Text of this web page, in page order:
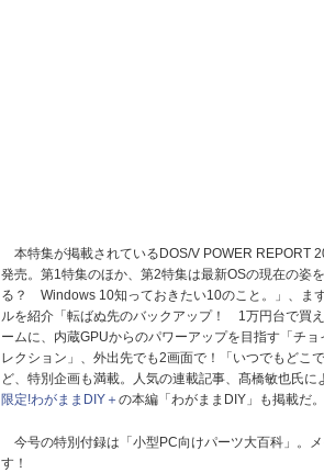
本特集が掲載されているDOS/V POWER REPORT
発売。第1特集のほか、第2特集は最新OSの現在の姿
る？ Windows 10知っておきたい10のこと。」、ま
ルを紹介「転ばぬ先のバックアップ！ 1万円台で買
ームに、内蔵GPUからのパワーアップを目指す「チ
レクション」、外出先でも2画面で！「いつでもど
ど、特別企画も満載。人気の連載記事、髙橋敏也氏
限定!わがままDIY＋ の本編「わがままDIY」も掲載だ。
今号の特別付録は「小型PC向けパーツ大百科」。
す！